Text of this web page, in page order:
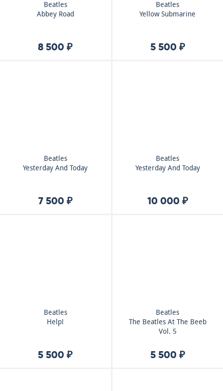
Beatles
Abbey Road
8 500 ₽
Beatles
Yellow Submarine
5 500 ₽
Beatles
Yesterday And Today
7 500 ₽
Beatles
Yesterday And Today
10 000 ₽
Beatles
Help!
5 500 ₽
Beatles
The Beatles At The Beeb
Vol. 5
5 500 ₽